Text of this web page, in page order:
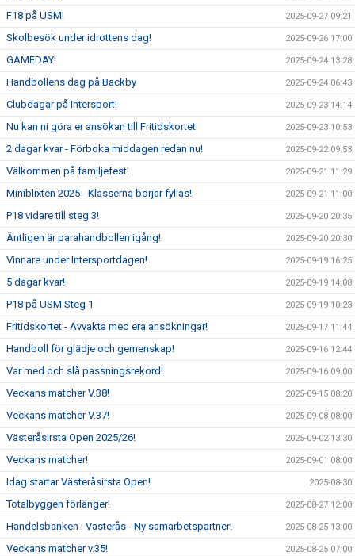
F18 på USM! 2025-09-27 09:21
Skolbesök under idrottens dag! 2025-09-26 17:00
GAMEDAY! 2025-09-24 13:28
Handbollens dag på Bäckby 2025-09-24 06:43
Clubdagar på Intersport! 2025-09-23 14:14
Nu kan ni göra er ansökan till Fritidskortet 2025-09-23 10:53
2 dagar kvar - Förboka middagen redan nu! 2025-09-22 09:53
Välkommen på familjefest! 2025-09-21 11:29
Miniblixten 2025 - Klasserna börjar fyllas! 2025-09-21 11:00
P18 vidare till steg 3! 2025-09-20 20:35
Äntligen är parahandbollen igång! 2025-09-20 20:30
Vinnare under Intersportdagen! 2025-09-19 16:25
5 dagar kvar! 2025-09-19 14:08
P18 på USM Steg 1 2025-09-19 10:23
Fritidskortet - Avvakta med era ansökningar! 2025-09-17 11:44
Handboll för glädje och gemenskap! 2025-09-16 12:44
Var med och slå passningsrekord! 2025-09-16 09:00
Veckans matcher V.38! 2025-09-15 08:20
Veckans matcher V.37! 2025-09-08 08:00
VästeråsIrsta Open 2025/26! 2025-09-02 13:30
Veckans matcher! 2025-09-01 08:00
Idag startar Västeråsirsta Open! 2025-08-30
Totalbyggen förlänger! 2025-08-27 12:00
Handelsbanken i Västerås - Ny samarbetspartner! 2025-08-25 13:00
Veckans matcher v.35! 2025-08-25 07:00